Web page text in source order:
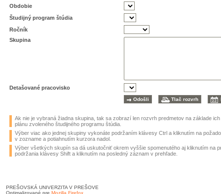
Obdobie
Študijný program štúdia
Ročník
Skupina
Detašované pracovisko
Ak nie je vybraná žiadna skupina, tak sa zobrazí len rozvrh predmetov na základe
plánu zvoleného študijného programu štúdia.
Výber viac ako jednej skupiny vykonáte podržaním klávesy Ctrl a kliknutím na
v zozname a potiahnutím kurzora nadol.
Výber všetkých skupín sa dá uskutočniť okrem vyššie spomenutého aj kliknutím na
podržania klávesy Shift a kliknutím na posledný záznam v prehľade.
PREŠOVSKÁ UNIVERZITA V PREŠOVE
Optimalizované pre Mozilla Firefox